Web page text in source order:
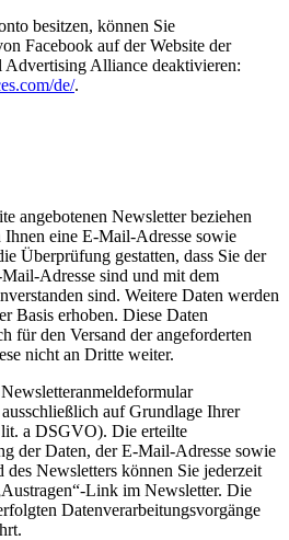
besitzen, können Sie
Facebook auf der Website der
Alliance deaktivieren:
de/.
angebotenen Newsletter beziehen
eine E-Mail-Adresse sowie
Überprüfung gestatten, dass Sie der
Adresse sind und mit dem
sind. Weitere Daten werden
Basis erhoben. Diese Daten
für den Versand der angeforderten
nicht an Dritte weiter.
auf Grundlage Ihrer
a DSGVO). Die erteilte
der Daten, der E-Mail-Adresse sowie
des Newsletters können Sie jederzeit
Link im Newsletter. Die
Datenverarbeitungsvorgänge